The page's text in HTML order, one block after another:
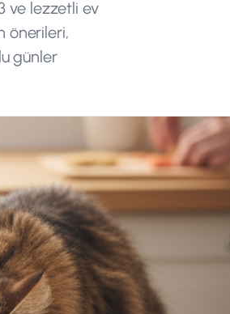
ve lezzetli ev
önerileri,
günler